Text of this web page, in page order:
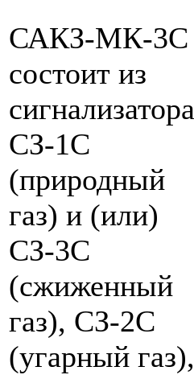
САКЗ-МК-3С
состоит из
сигнализатора
СЗ-1С
(природный
газ) и (или)
СЗ-3С
(сжиженный
газ), СЗ-2С
(угарный газ),